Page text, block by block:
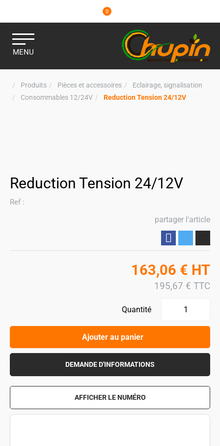
0
MENU
Produits Pièces et accessoires
Eclairage, signalisation
Consommables 12/24V
Reduction Tension 24/12V
Reduction Tension 24/12V
Ref :
partager l'article
163,06 € HT
195,67 € TTC
Quantité
Ajouter au panier
DEMANDE D'INFORMATIONS
AFFICHER LE NUMÉRO